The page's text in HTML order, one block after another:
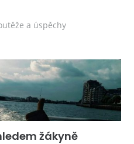
a úspěchy
žákyně